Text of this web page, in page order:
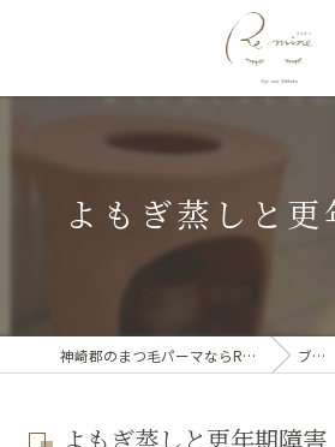
よもぎ蒸しと更
神崎郡のまつ毛パーマならRe mine ブログ
よもぎ蒸しと更年期障害